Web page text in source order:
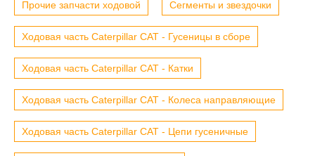
Прочие запчасти ходовой Сегменты и звездочки
Ходовая часть Caterpillar CAT - Гусеницы в сборе
Ходовая часть Caterpillar CAT - Катки
Ходовая часть Caterpillar CAT - Колеса направляющие
Ходовая часть Caterpillar CAT - Цепи гусеничные